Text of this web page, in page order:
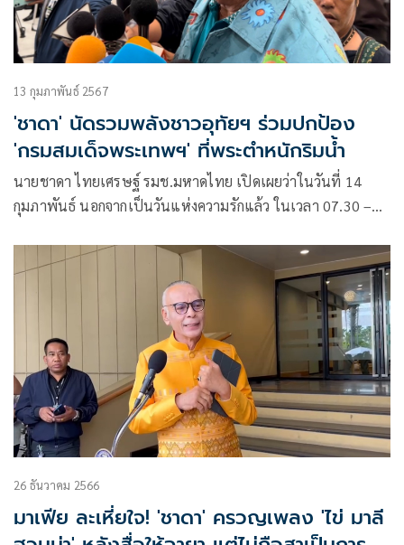
13 กุมภาพันธ์ 2567
'ชาดา' นัดรวมพลังชาวอุทัยฯ ร่วมปกป้อง
'กรมสมเด็จพระเทพฯ' ที่พระตำหนักริมน้ำ
นายชาดา ไทยเศรษฐ์ รมช.มหาดไทย เปิดเผยว่าในวันที่ 14
กุมภาพันธ์ นอกจากเป็นวันแห่งความรักแล้ว ในเวลา 07.30 –
ระทำของเด็กที่ไม่เหมาะสม ที่หน้าศาลากลางจังหวัด จากนั้นจะ
เดินทางไปยัง
26 ธันวาคม 2566
มาเฟีย ละเหี่ยใจ! 'ชาดา' ครวญเพลง 'ไข่ มาลี